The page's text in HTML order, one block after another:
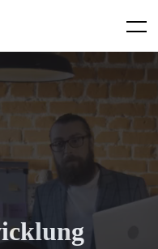
"No space left on device")]